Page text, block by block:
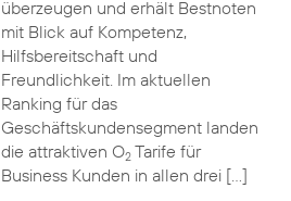
überzeugen und erhält Bestnoten
mit Blick auf Kompetenz,
Hilfsbereitschaft und
Freundlichkeit. Im aktuellen
Ranking für das
Geschäftskundensegment landen
die attraktiven O2Tarife für
Business Kunden in allen drei […]